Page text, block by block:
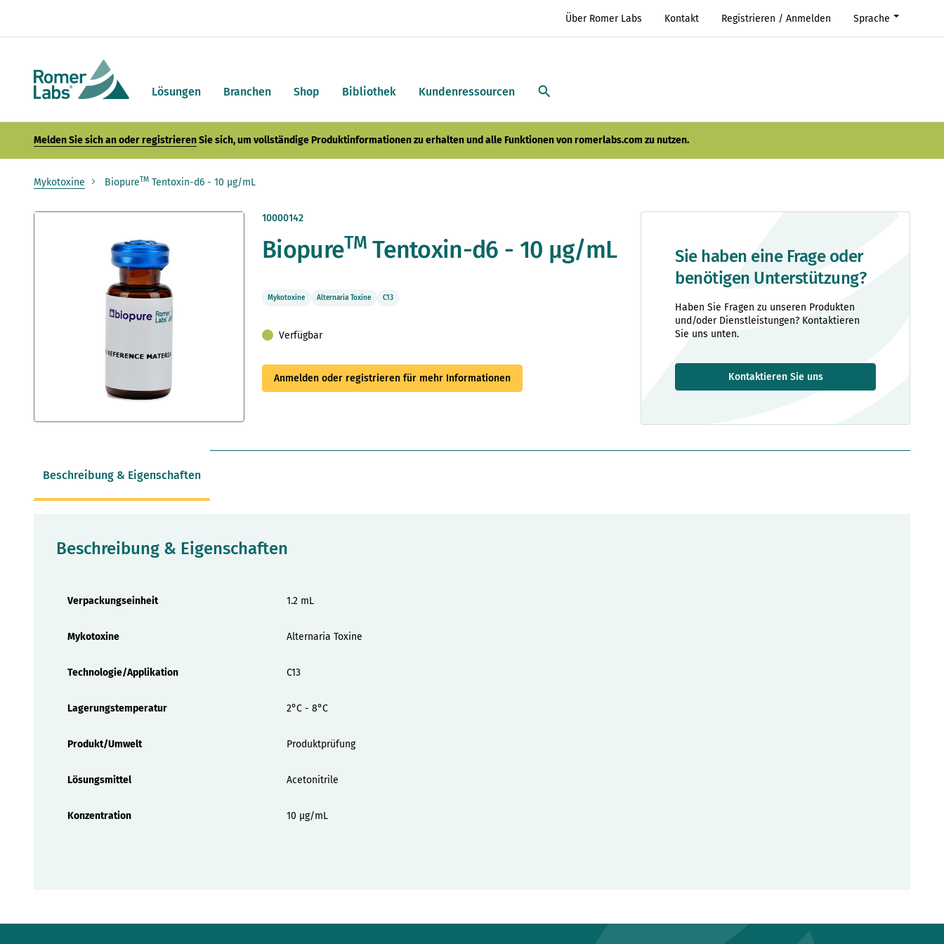
Lösungen Branchen Shop Bibliothek Kundenressourcen
Über Romer Labs Kontakt Registrieren / Anmelden Sprache
Melden Sie sich an oder registrierenSie sich, um vollständige Produktinformationen zu erhalten und alle Funktionen von romerlabs.com zu nutzen.
Mykotoxine BiopureTM Tentoxin-d6 - 10 µg/mL
Zum
Bildergalerie
springen
10000142
BiopureTMTentoxin-d6 - 10 µg/mL
Mykotoxine Alternaria Toxine C13
Verfügbar
Anmelden oder registrieren für mehr Informationen
Sie haben eine Frage oder
benötigen Unterstützung?
Haben Sie Fragen zu unseren Produkten
und/oder Dienstleistungen? Kontaktieren
Sie uns unten.
Kontaktieren Sie uns
Beschreibung & Eigenschaften
Beschreibung & Eigenschaften
Verpackungseinheit
1.2 mL
Mykotoxine Alternaria Toxine
Technologie/Applikation C13
Lagerungstemperatur 2°C - 8°C
Produkt/Umwelt Produktprüfung
Lösungsmittel Acetonitrile
Konzentration 10 µg/mL